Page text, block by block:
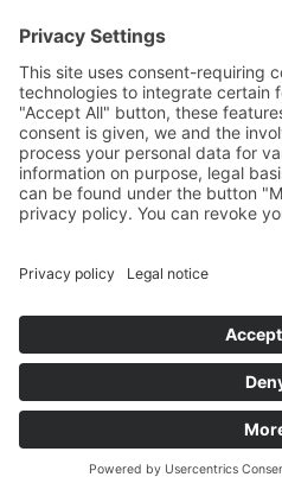
ULTZCTLUCKO67
KLJIQWJ38ASK
Tipo 1: cookies funzionali:
Tipo 2: cookies tecnici:
dal server dell’applicazione